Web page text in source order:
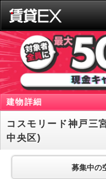
建物詳細
コスモリード神戸三
中央区)
募集中の